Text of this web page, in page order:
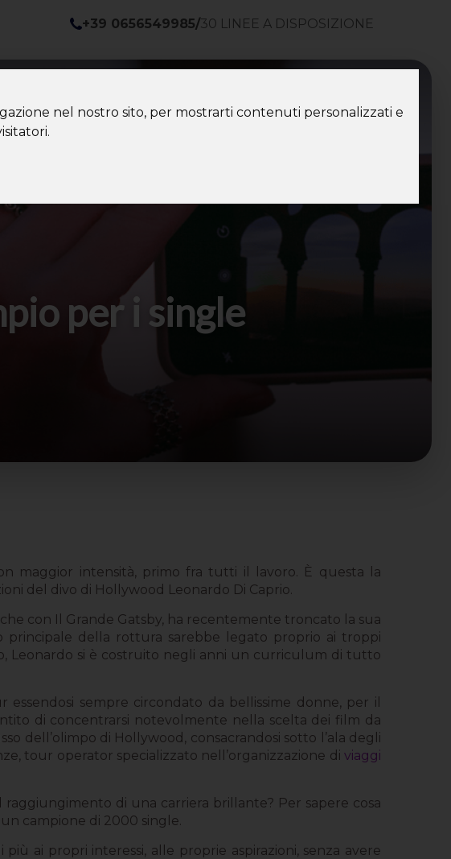
nel nostro sito, per mostrarti contenuti personalizzati e
+39 0656549985/30 LINEE A DISPOSIZIONE
per i single
maggior intensità, primo fra tutti il lavoro. È questa la
del divo di Hollywood Leonardo Di Caprio.
con Il Grande Gatsby, ha recentemente troncato la sua
della rottura sarebbe legato proprio ai troppi
Leonardo si è costruito negli anni un curriculum di tutto
sempre circondato da bellissime donne, per il
di concentrarsi notevolmente nella scelta dei film da
dell’olimpo di Hollywood, consacrandosi sotto l’ala degli
tour operator specializzato nell’organizzazione di viaggi
di una carriera brillante? Per sapere cosa
campione di 2000 single.
ai propri interessi, alle proprie aspirazioni, senza avere